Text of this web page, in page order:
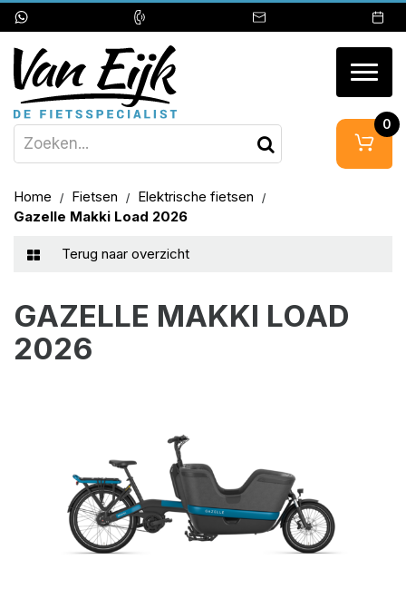
0
Home Fietsen
Elektrische fietsen
Gazelle Makki Load 2026
Terug naar overzicht
GAZELLE MAKKI LOAD
2026